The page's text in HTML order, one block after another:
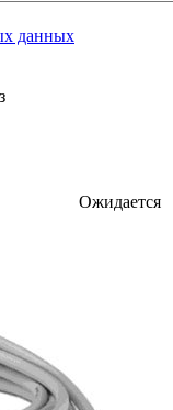
данных
Ожидается